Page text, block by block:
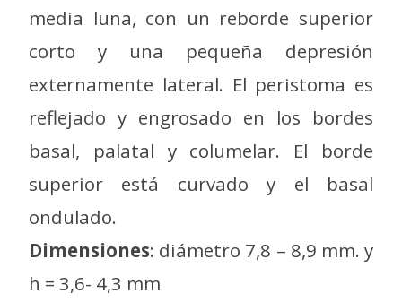
media luna, con un reborde superior
corto y una pequeña depresión
externamente lateral. El peristoma es
reflejado y engrosado en los bordes
basal, palatal y columelar. El borde
superior está curvado y el basal
ondulado.
Dimensiones: diámetro 7,8 – 8,9 mm. y
h = 3,6- 4,3 mm